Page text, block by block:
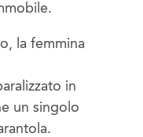
la femmina
in
un singolo